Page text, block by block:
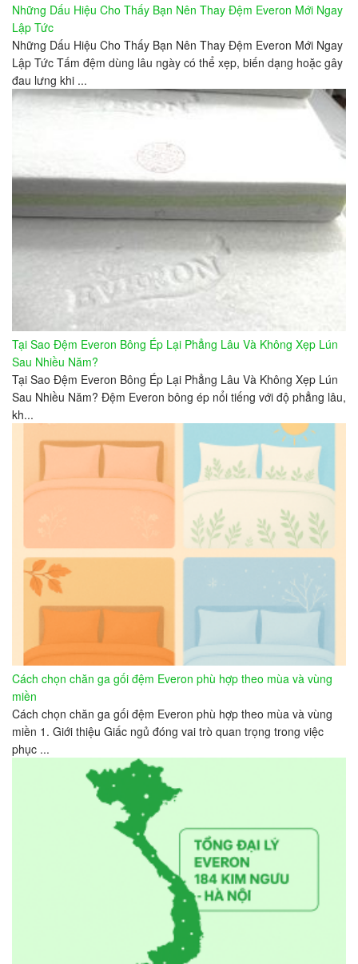
Những Dấu Hiệu Cho Thấy Bạn Nên Thay Đệm Everon Mới Ngay
Lập Tức
Những Dấu Hiệu Cho Thấy Bạn Nên Thay Đệm Everon Mới Ngay
Lập Tức Tấm đệm dùng lâu ngày có thể xẹp, biến dạng hoặc gây
đau lưng khi ...
Tại Sao Đệm Everon Bông Ép Lại Phẳng Lâu Và Không Xẹp Lún
Sau Nhiều Năm?
Tại Sao Đệm Everon Bông Ép Lại Phẳng Lâu Và Không Xẹp Lún
Sau Nhiều Năm? Đệm Everon bông ép nổi tiếng với độ phẳng lâu,
kh...
Cách chọn chăn ga gối đệm Everon phù hợp theo mùa và vùng
miền
Cách chọn chăn ga gối đệm Everon phù hợp theo mùa và vùng
miền 1. Giới thiệu Giấc ngủ đóng vai trò quan trọng trong việc
phục ...